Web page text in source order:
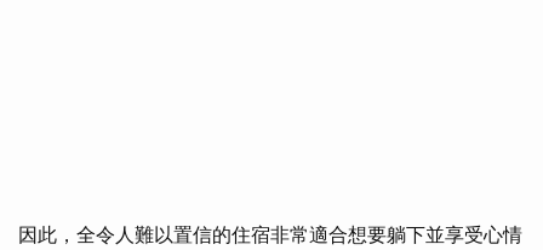
因此，全令人難以置信的住宿非常適合想要躺下並享受心情